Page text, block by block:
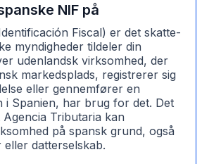
NIF på
Fiscal) er det skatte-
myndigheder tildeler din
udenlandsk virksomhed, der
markedsplads, registrerer sig
eller gennemfører en
i Spanien, har brug for det. Det
Tributaria kan
på spansk grund, også
datterselskab.